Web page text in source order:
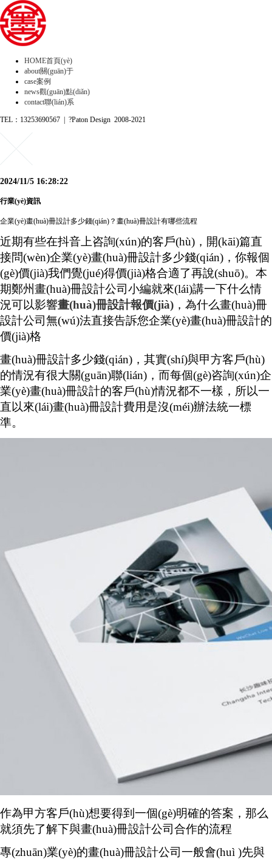
HOME首頁(yè)
about關(guān)于
case案例
news觀(guān)點(diǎn)
contact聯(lián)系
TEL：13253690567 | ?Paton Design 2008-2021
2024/11/5 16:28:22
行業(yè)資訊
企業(yè)畫(huà)冊設計多少錢(qián)？畫(huà)冊設計有哪些流程
近期有些在抖音上咨詢(xún)的客戶(hù)，開(kāi)篇直
接問(wèn)企業(yè)畫(huà)冊設計多少錢(qián)，你報個
(gè)價(jià)我們覺(jué)得價(jià)格合適了再說(shuō)。本
期鄭州畫(huà)冊設計公司小編就來(lái)講一下什么情
況可以影響畫(huà)冊設計報價(jià) ，為什么畫(huà)冊
設計公司無(wú)法直接告訴您企業(yè)畫(huà)冊設計的
價(jià)格
畫(huà)冊設計多少錢(qián)，其實(shí)與甲方客戶(hù)
的情況有很大關(guān)聯(lián)，而每個(gè)咨詢(xún)企
業(yè)畫(huà)冊設計的客戶(hù)情況都不一樣，所以一
直以來(lái)畫(huà)冊設計費用是沒(méi)辦法統一標
準。
作為甲方客戶(hù)想要得到一個(gè)明確的答案，那么
就須先了解下與畫(huà)冊設計公司合作的流程
專(zhuān)業(yè)的畫(huà)冊設計公司一般會(huì )先與